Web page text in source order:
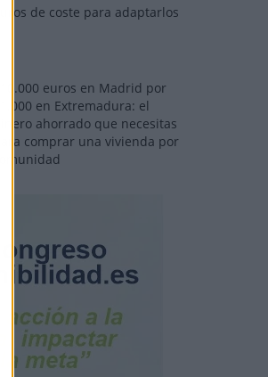
euros de coste para adaptarlos
110.000 euros en Madrid por
31.000 en Extremadura: el
dinero ahorrado que necesitas
para comprar una vivienda por
comunidad